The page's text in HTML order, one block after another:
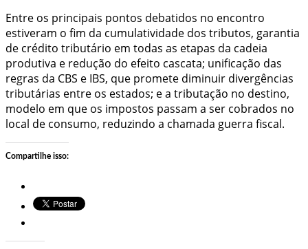
Entre os principais pontos debatidos no encontro
estiveram o fim da cumulatividade dos tributos, garantia
de crédito tributário em todas as etapas da cadeia
produtiva e redução do efeito cascata; unificação das
regras da CBS e IBS, que promete diminuir divergências
tributárias entre os estados; e a tributação no destino,
modelo em que os impostos passam a ser cobrados no
local de consumo, reduzindo a chamada guerra fiscal.
Compartilhe isso: